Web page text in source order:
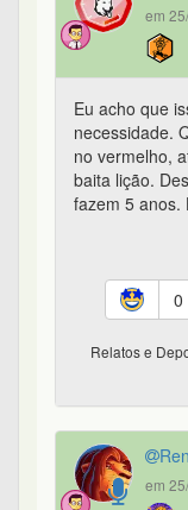
em
Eu acho que
necessidade.
no vermelho,
baita lição.
fazem 5 anos.
0
Relatos e
em